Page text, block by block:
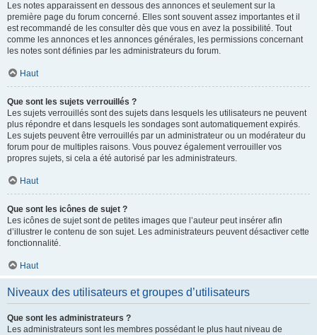
Les notes apparaissent en dessous des annonces et seulement sur la
première page du forum concerné. Elles sont souvent assez importantes et il
est recommandé de les consulter dès que vous en avez la possibilité. Tout
comme les annonces et les annonces générales, les permissions concernant
les notes sont définies par les administrateurs du forum.
Haut
Que sont les sujets verrouillés ?
Les sujets verrouillés sont des sujets dans lesquels les utilisateurs ne peuvent
plus répondre et dans lesquels les sondages sont automatiquement expirés.
Les sujets peuvent être verrouillés par un administrateur ou un modérateur du
forum pour de multiples raisons. Vous pouvez également verrouiller vos
propres sujets, si cela a été autorisé par les administrateurs.
Haut
Que sont les icônes de sujet ?
Les icônes de sujet sont de petites images que l’auteur peut insérer afin
d’illustrer le contenu de son sujet. Les administrateurs peuvent désactiver cette
fonctionnalité.
Haut
Niveaux des utilisateurs et groupes d’utilisateurs
Que sont les administrateurs ?
Les administrateurs sont les membres possédant le plus haut niveau de